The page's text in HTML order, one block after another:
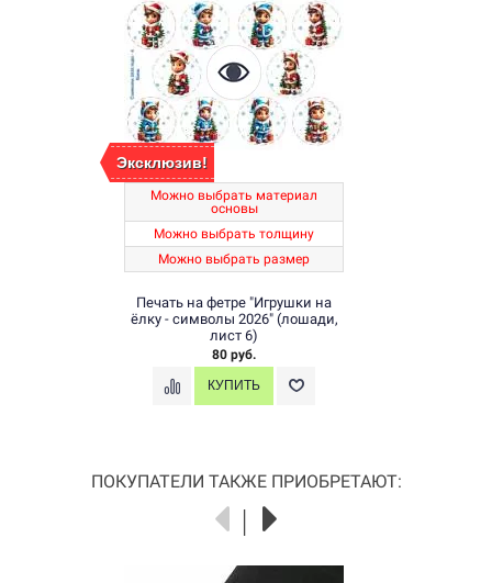
Эксклюзив!
Можно выбрать материал
основы
Можно выбрать толщину
Можно выбрать размер
Печать на фетре "Игрушки на
ёлку - символы 2026" (лошади,
лист 6)
80 руб.
ПОКУПАТЕЛИ ТАКЖЕ ПРИОБРЕТАЮТ: